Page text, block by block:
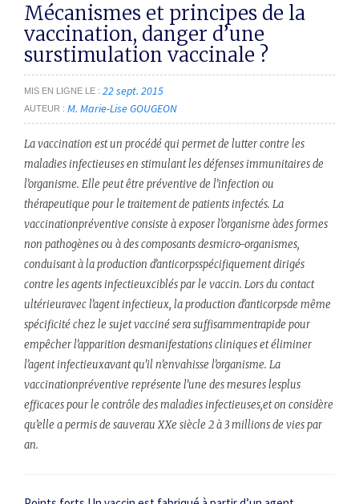
Mécanismes et principes de la
vaccination, danger d’une
surstimulation vaccinale ?
MIS EN LIGNE LE 22 sept. 2015
AUTEUR M. Marie-Lise GOUGEON
La vaccination est un procédé qui permet de lutter contre les
maladies infectieuses en stimulant les défenses immunitaires de
l’organisme. Elle peut être préventive de l’infection ou
thérapeutique pour le traitement de patients infectés. La
vaccinationpréventive consiste à exposer l’organisme àdes formes
non pathogènes ou à des composants desmicro-organismes,
conduisant à la production d’anticorpsspécifiquement dirigés
contre les agents infectieuxciblés par le vaccin. Lors du contact
ultérieuravec l’agent infectieux, la production d’anticorpsde même
spécificité chez le sujet vacciné sera suffisammentrapide pour
empêcher l’apparition desmanifestations cliniques et éliminer
l’agent infectieuxavant qu’il n’envahisse l’organisme. La
vaccinationpréventive représente l’une des mesures lesplus
efficaces pour le contrôle des maladies infectieuses,et on considère
qu’elle a permis de sauverau XXe siècle 2 à 3 millions de vies par
an.